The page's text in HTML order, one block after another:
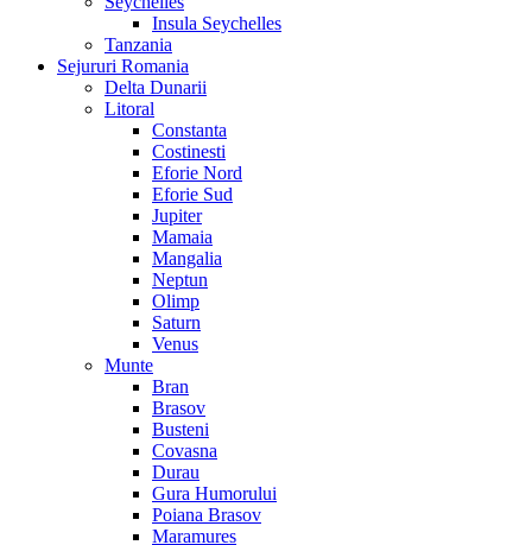
Insula Seychelles
Tanzania
Sejururi Romania
Delta Dunarii
Litoral
Constanta
Costinesti
Eforie Nord
Eforie Sud
Jupiter
Mamaia
Mangalia
Neptun
Olimp
Saturn
Venus
Munte
Bran
Brasov
Busteni
Covasna
Durau
Gura Humorului
Poiana Brasov
Maramures